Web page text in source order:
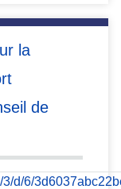
la
de